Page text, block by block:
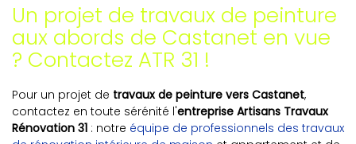
Un projet de travaux de peinture
aux abords de Castanet en vue
? Contactez ATR 31 !
Pour un projet de travaux de peinture vers Castanet,
contactez en toute sérénité l'entreprise Artisans Travaux
Rénovation 31 : notre équipe de professionnels des travaux